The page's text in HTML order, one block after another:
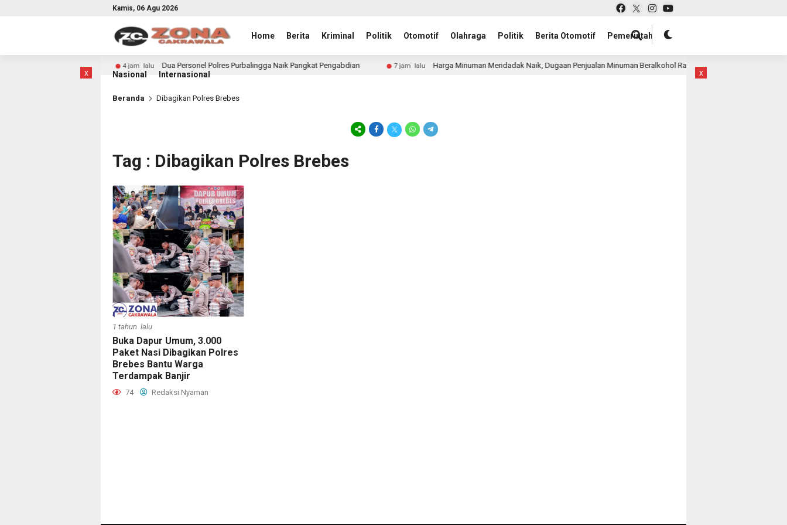
Kamis, 06 Agu 2026
Home Berita Kriminal Politik Otomotif Olahraga Politik Berita Otomotif Pemerintah
Nasional Internasional
x
4 jam lalu Dua Personel Polres Purbalingga Naik Pangkat Pengabdian 7 jam lalu Harga Minuman Mendadak Naik, Dugaan Penjualan Minuman Beralkohol Racikan di Nancy Club Surabaya
Beranda Dibagikan Polres Brebes
Tag : Dibagikan Polres Brebes
1 tahun lalu
Buka Dapur Umum, 3.000
Paket Nasi Dibagikan Polres
Brebes Bantu Warga
Terdampak Banjir
74 Redaksi Nyaman
x